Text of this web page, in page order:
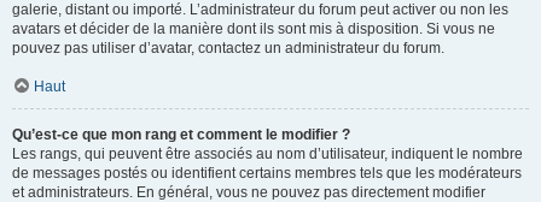
galerie, distant ou importé. L’administrateur du forum peut activer ou non les
avatars et décider de la manière dont ils sont mis à disposition. Si vous ne
pouvez pas utiliser d’avatar, contactez un administrateur du forum.
Haut
Qu’est-ce que mon rang et comment le modifier ?
Les rangs, qui peuvent être associés au nom d’utilisateur, indiquent le nombre
de messages postés ou identifient certains membres tels que les modérateurs
et administrateurs. En général, vous ne pouvez pas directement modifier